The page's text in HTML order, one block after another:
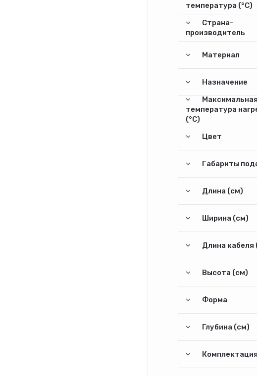
температура (°С)
Страна-
производитель
Материал
Назначение
Максимальная
температура
(°С)
Цвет
Габариты
Длина (см)
Ширина (см)
Длина кабеля
Высота (см)
Форма
Глубина (см)
Комплектация